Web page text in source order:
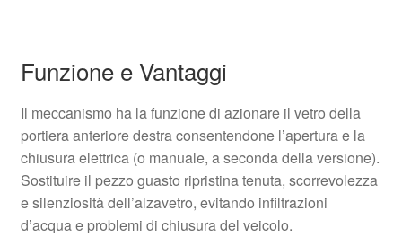
Funzione e Vantaggi
Il meccanismo ha la funzione di azionare il vetro della
portiera anteriore destra consentendone l’apertura e la
chiusura elettrica (o manuale, a seconda della versione).
Sostituire il pezzo guasto ripristina tenuta, scorrevolezza
e silenziosità dell’alzavetro, evitando infiltrazioni
d’acqua e problemi di chiusura del veicolo.